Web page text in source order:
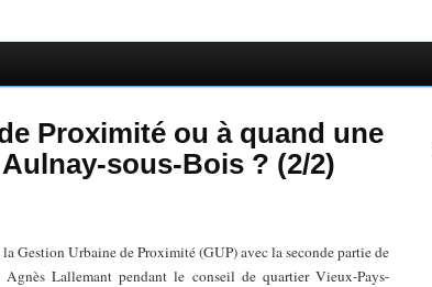
Proximité ou à quand une
sous-Bois ? (2/2)
Gestion Urbaine de Proximité (GUP) avec la seconde partie de
Lallemant pendant le conseil de quartier Vieux-Pays-